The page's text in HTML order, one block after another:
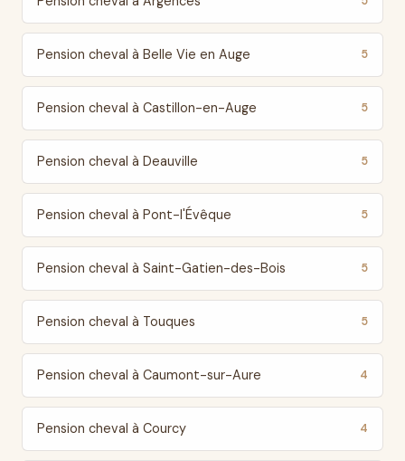
Pension cheval à Belle Vie en Auge 5
Pension cheval à Castillon-en-Auge 5
Pension cheval à Deauville 5
Pension cheval à Pont-l'Évêque 5
Pension cheval à Saint-Gatien-des-Bois 5
Pension cheval à Touques 5
Pension cheval à Caumont-sur-Aure 4
Pension cheval à Courcy 4